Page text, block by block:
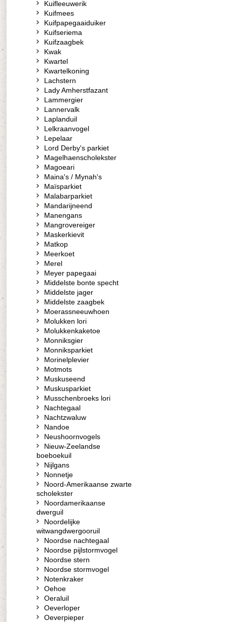
Kuifleeuwerik
Kuifmees
Kuifpapegaaiduiker
Kuifseriema
Kuifzaagbek
Kwak
Kwartel
Kwartelkoning
Lachstern
Lady Amherstfazant
Lammergier
Lannervalk
Laplanduil
Lelkraanvogel
Lepelaar
Lord Derby's parkiet
Magelhaenscholekster
Magoeari
Maina's / Mynah's
Maïsparkiet
Malabarparkiet
Mandarijneend
Manengans
Mangrovereiger
Maskerkievit
Matkop
Meerkoet
Merel
Meyer papegaai
Middelste bonte specht
Middelste jager
Middelste zaagbek
Moerassneeuwhoen
Molukken lori
Molukkenkaketoe
Monniksgier
Monniksparkiet
Morinelplevier
Motmots
Muskuseend
Muskusparkiet
Musschenbroeks lori
Nachtegaal
Nachtzwaluw
Nandoe
Neushoornvogels
Nieuw-Zeelandse
boeboekuil
Nijlgans
Nonnetje
Noord-Amerikaanse zwarte
scholekster
Noordamerikaanse
dwerguil
Noordelijke
witwangdwergooruil
Noordse nachtegaal
Noordse pijlstormvogel
Noordse stern
Noordse stormvogel
Notenkraker
Oehoe
Oeraluil
Oeverloper
Oeverpieper